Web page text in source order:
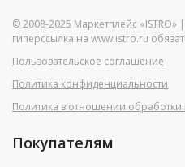
© 2008-2025 Маркетплейс
гиперссылка на www.istro.ru
Пользовательское соглашение
Политика конфиденциальности
Политика в отношении
Покупателям